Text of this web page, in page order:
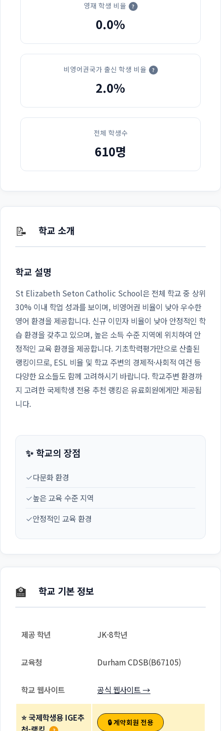
영재 학생 비율 ?
0.0%
비영어권국가 출신 학생 비율 ?
2.0%
전체 학생수
610명
📝 학교 소개
학교 설명
St Elizabeth Seton Catholic School은 전체 학교 중 상위
30% 이내 학업 성과를 보이며, 비영어권 비율이 낮아 우수한
영어 환경을 제공합니다. 신규 이민자 비율이 낮아 안정적인 학
습 환경을 갖추고 있으며, 높은 소득 수준 지역에 위치하여 안
정적인 교육 환경을 제공합니다. 기초학력평가만으로 산출된
랭킹이므로, ESL 비율 및 학교 주변의 경제적·사회적 여건 등
다양한 요소들도 함께 고려하시기 바랍니다. 학교주변 환경까
지 고려한 국제학생 전용 추천 랭킹은 유료회원에게만 제공됩
니다.
✨ 학교의 장점
✓다문화 환경
✓높은 교육 수준 지역
✓안정적인 교육 환경
🏫 학교 기본 정보
제공 학년 JK-8학년
교육청 Durham CDSB(B67105)
학교 웹사이트 공식 웹사이트 →
⭐ 국제학생용 IGE추
🔒 계약회원 전용